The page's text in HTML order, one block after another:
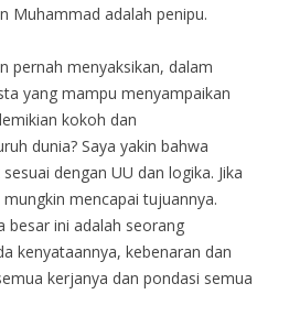
Muhammad adalah penipu.
pernah menyaksikan, dalam
yang mampu menyampaikan
kokoh dan
dunia? Saya yakin bahwa
dengan UU dan logika. Jika
mencapai tujuannya.
besar ini adalah seorang
kenyataannya, kebenaran dan
kerjanya dan pondasi semua